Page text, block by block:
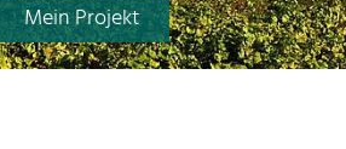
Mein Projekt